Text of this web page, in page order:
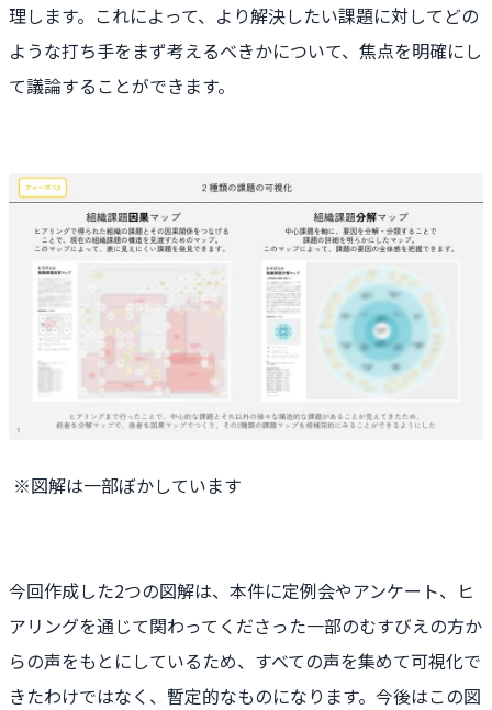
理します。これによって、より解決したい課題に対してどの
ような打ち手をまず考えるべきかについて、焦点を明確にし
て議論することができます。
※図解は一部ぼかしています
今回作成した2つの図解は、本件に定例会やアンケート、ヒ
アリングを通じて関わってくださった一部のむすびえの方か
らの声をもとにしているため、すべての声を集めて可視化で
きたわけではなく、暫定的なものになります。今後はこの図